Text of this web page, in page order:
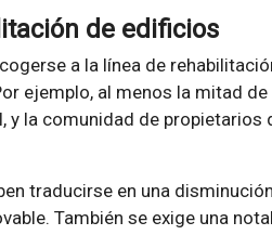
de edificios
a la línea de
ejemplo, al menos la mitad
y la comunidad de propietarios
traducirse en una
También se exige una